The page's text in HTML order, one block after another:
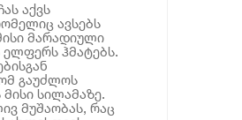
აქვს
ავსებს
მარადიული
ჰმატებს.
გაუძლოს
სილამაზე.
მუშაობას, რაც